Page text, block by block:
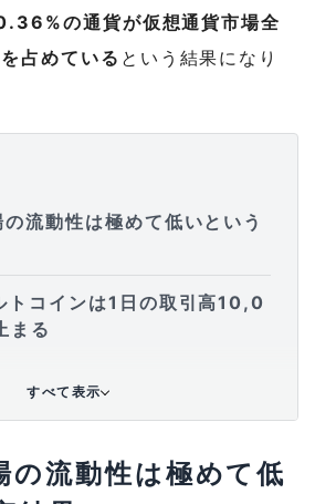
の通貨が仮想通貨市場全
占めている という結果になり
流動性は極めて低いという
トコインは1日の取引高10,0
まる
すべて表示
の流動性は極めて低